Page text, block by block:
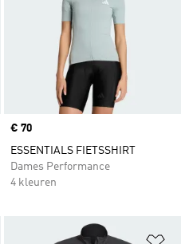
Price
€ 70
ESSENTIALS FIETSSHIRT
Dames Performance
4 kleuren
verlanglijst zetten